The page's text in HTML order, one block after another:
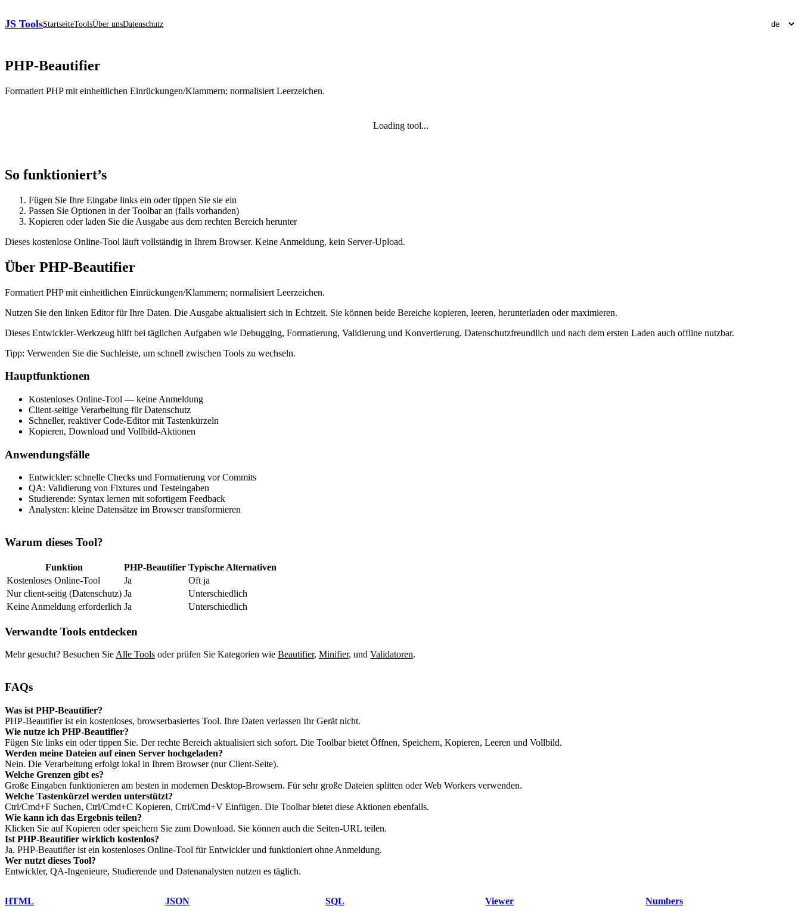
JS ToolsStartseiteToolsÜber unsDatenschutz
PHP‑Beautifier
Formatiert PHP mit einheitlichen Einrückungen/Klammern; normalisiert Leerzeichen.
Loading tool...
So funktioniert’s
Fügen Sie Ihre Eingabe links ein oder tippen Sie sie ein
Passen Sie Optionen in der Toolbar an (falls vorhanden)
Kopieren oder laden Sie die Ausgabe aus dem rechten Bereich herunter
Dieses kostenlose Online‑Tool läuft vollständig in Ihrem Browser. Keine Anmeldung, kein Server‑Upload.
Über PHP‑Beautifier
Formatiert PHP mit einheitlichen Einrückungen/Klammern; normalisiert Leerzeichen.
Nutzen Sie den linken Editor für Ihre Daten. Die Ausgabe aktualisiert sich in Echtzeit. Sie können beide Bereiche kopieren, leeren, herunterladen oder maximieren.
Dieses Entwickler‑Werkzeug hilft bei täglichen Aufgaben wie Debugging, Formatierung, Validierung und Konvertierung. Datenschutzfreundlich und nach dem ersten Laden auch offline nutzbar.
Tipp: Verwenden Sie die Suchleiste, um schnell zwischen Tools zu wechseln.
Hauptfunktionen
Kostenloses Online‑Tool — keine Anmeldung
Client‑seitige Verarbeitung für Datenschutz
Schneller, reaktiver Code‑Editor mit Tastenkürzeln
Kopieren, Download und Vollbild‑Aktionen
Anwendungsfälle
Entwickler: schnelle Checks und Formatierung vor Commits
QA: Validierung von Fixtures und Testeingaben
Studierende: Syntax lernen mit sofortigem Feedback
Analysten: kleine Datensätze im Browser transformieren
Warum dieses Tool?
Funktion PHP‑Beautifier Typische Alternativen
Kostenloses Online‑Tool
Ja
Oft ja
Nur client‑seitig (Datenschutz) Ja
Unterschiedlich
Keine Anmeldung erforderlich Ja Unterschiedlich
Verwandte Tools entdecken
Mehr gesucht? Besuchen Sie Alle Tools oder prüfen Sie Kategorien wie Beautifier, Minifier, und Validatoren.
FAQs
Was ist PHP‑Beautifier?
PHP‑Beautifier ist ein kostenloses, browserbasiertes Tool. Ihre Daten verlassen Ihr Gerät nicht.
Wie nutze ich PHP‑Beautifier?
Fügen Sie links ein oder tippen Sie. Der rechte Bereich aktualisiert sich sofort. Die Toolbar bietet Öffnen, Speichern, Kopieren, Leeren und Vollbild.
Werden meine Dateien auf einen Server hochgeladen?
Nein. Die Verarbeitung erfolgt lokal in Ihrem Browser (nur Client‑Seite).
Welche Grenzen gibt es?
Große Eingaben funktionieren am besten in modernen Desktop‑Browsern. Für sehr große Dateien splitten oder Web Workers verwenden.
Welche Tastenkürzel werden unterstützt?
Ctrl/Cmd+F Suchen, Ctrl/Cmd+C Kopieren, Ctrl/Cmd+V Einfügen. Die Toolbar bietet diese Aktionen ebenfalls.
Wie kann ich das Ergebnis teilen?
Klicken Sie auf Kopieren oder speichern Sie zum Download. Sie können auch die Seiten‑URL teilen.
Ist PHP‑Beautifier wirklich kostenlos?
Ja. PHP‑Beautifier ist ein kostenloses Online‑Tool für Entwickler und funktioniert ohne Anmeldung.
Wer nutzt dieses Tool?
Entwickler, QA‑Ingenieure, Studierende und Datenanalysten nutzen es täglich.
HTML
JSON
SQL
Viewer
Numbers